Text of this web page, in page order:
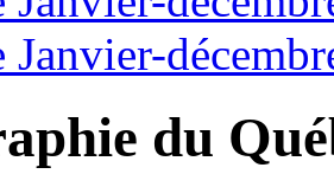
Janvier-
du